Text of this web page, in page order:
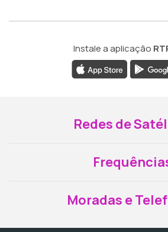
Instale a aplicação
Redes de
Moradas e